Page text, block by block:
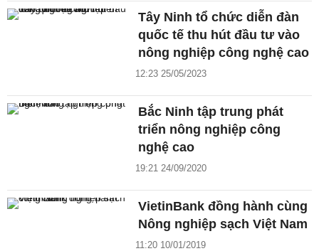
Tây Ninh tổ chức diễn đàn
quốc tế thu hút đầu tư vào
nông nghiệp công nghệ cao
12:23 25/05/2023
Bắc Ninh tập trung phát
triển nông nghiệp công
nghệ cao
19:21 24/09/2020
VietinBank đồng hành cùng
Nông nghiệp sạch Việt Nam
11:20 10/01/2019